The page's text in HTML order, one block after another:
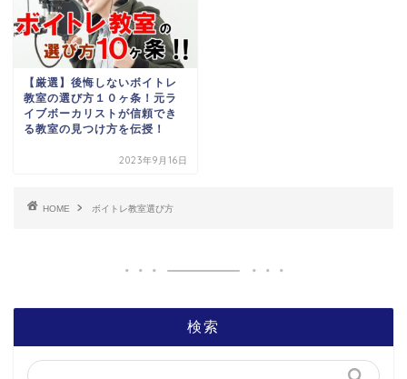
【厳選】後悔しないボイトレ
教室の選び方１０ヶ条！元ラ
イブボーカリストが信頼でき
る教室の見つけ方を伝授！
2023年9月16日
HOME ボイトレ教室選び方
検索